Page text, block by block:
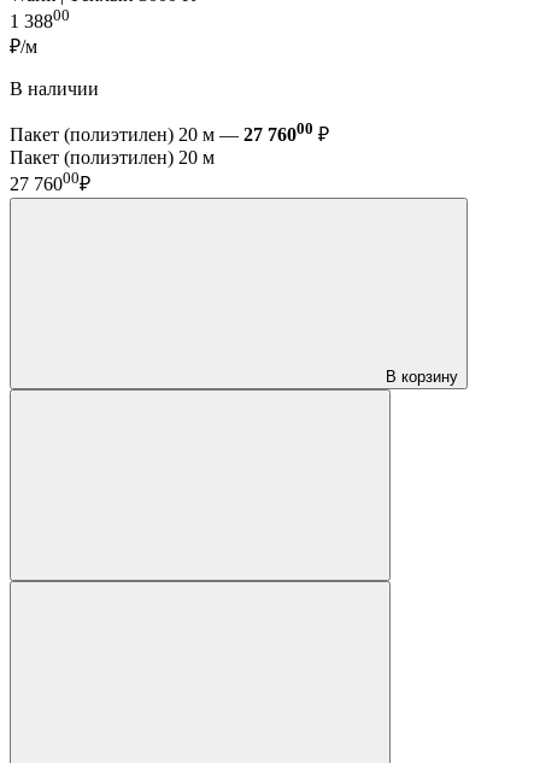
1 38800
₽/м
В наличии
Пакет (полиэтилен) 20 м — 27 76000 ₽
Пакет (полиэтилен) 20 м
27 76000₽
В корзину